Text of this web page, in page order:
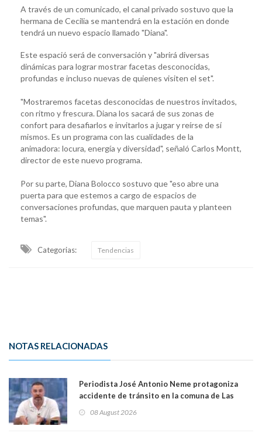
A través de un comunicado, el canal privado sostuvo que la
hermana de Cecilia se mantendrá en la estación en donde
tendrá un nuevo espacio llamado "Diana".
Este espació será de conversación y "abrirá diversas
dinámicas para lograr mostrar facetas desconocidas,
profundas e incluso nuevas de quienes visiten el set".
"Mostraremos facetas desconocidas de nuestros invitados,
con ritmo y frescura. Diana los sacará de sus zonas de
confort para desafiarlos e invitarlos a jugar y reírse de sí
mismos. Es un programa con las cualidades de la
animadora: locura, energía y diversidad", señaló Carlos Montt,
director de este nuevo programa.
Por su parte, Diana Bolocco sostuvo que "eso abre una
puerta para que estemos a cargo de espacios de
conversaciones profundas, que marquen pauta y planteen
temas".
Categorias: Tendencias
NOTAS RELACIONADAS
Periodista José Antonio Neme protagoniza
accidente de tránsito en la comuna de Las
08 August 2026